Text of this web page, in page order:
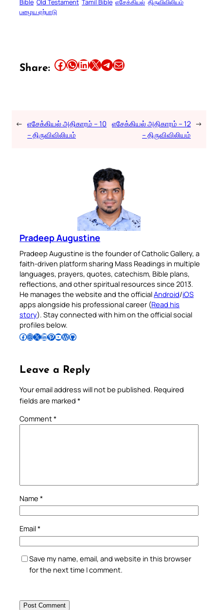
Bible Old Testament Tamil Bible எசேக்கியல் திருவிவிலியம்
பழைய ஏற்பாடு
Share: Share this article on Facebook Share this article on WhatsApp Share this article on LinkedIn Share this article on X Share this article on TelegramEmail this Article
← எசேக்கியல் அதிகாரம் – 10
– திருவிவிலியம்
எசேக்கியல் அதிகாரம் – 12
– திருவிவிலியம்
→
Pradeep Augustine
Pradeep Augustine is the founder of Catholic Gallery, a
faith-driven platform sharing Mass Readings in multiple
languages, prayers, quotes, catechism, Bible plans,
reflections, and other spiritual resources since 2013.
He manages the website and the officialAndroid/iOS
apps alongside his professional career (Read his
story). Stay connected with him on the official social
profiles below.
Follow Pradeep on Facebook Follow Pradeep on InstagramFollow Pradeep on X Follow Pradeep on LinkedIn Follow Pradeep on Pinterest Subscribe to Pradeep’s Youtube Channel Follow Pradeep on WordPress Follow Pradeep on GitHub
Leave a Reply
Your email address will not be published. Required
fields are marked *
Comment*
Name *
Email*
Save my name, email, and website in this browser
for the next time I comment.